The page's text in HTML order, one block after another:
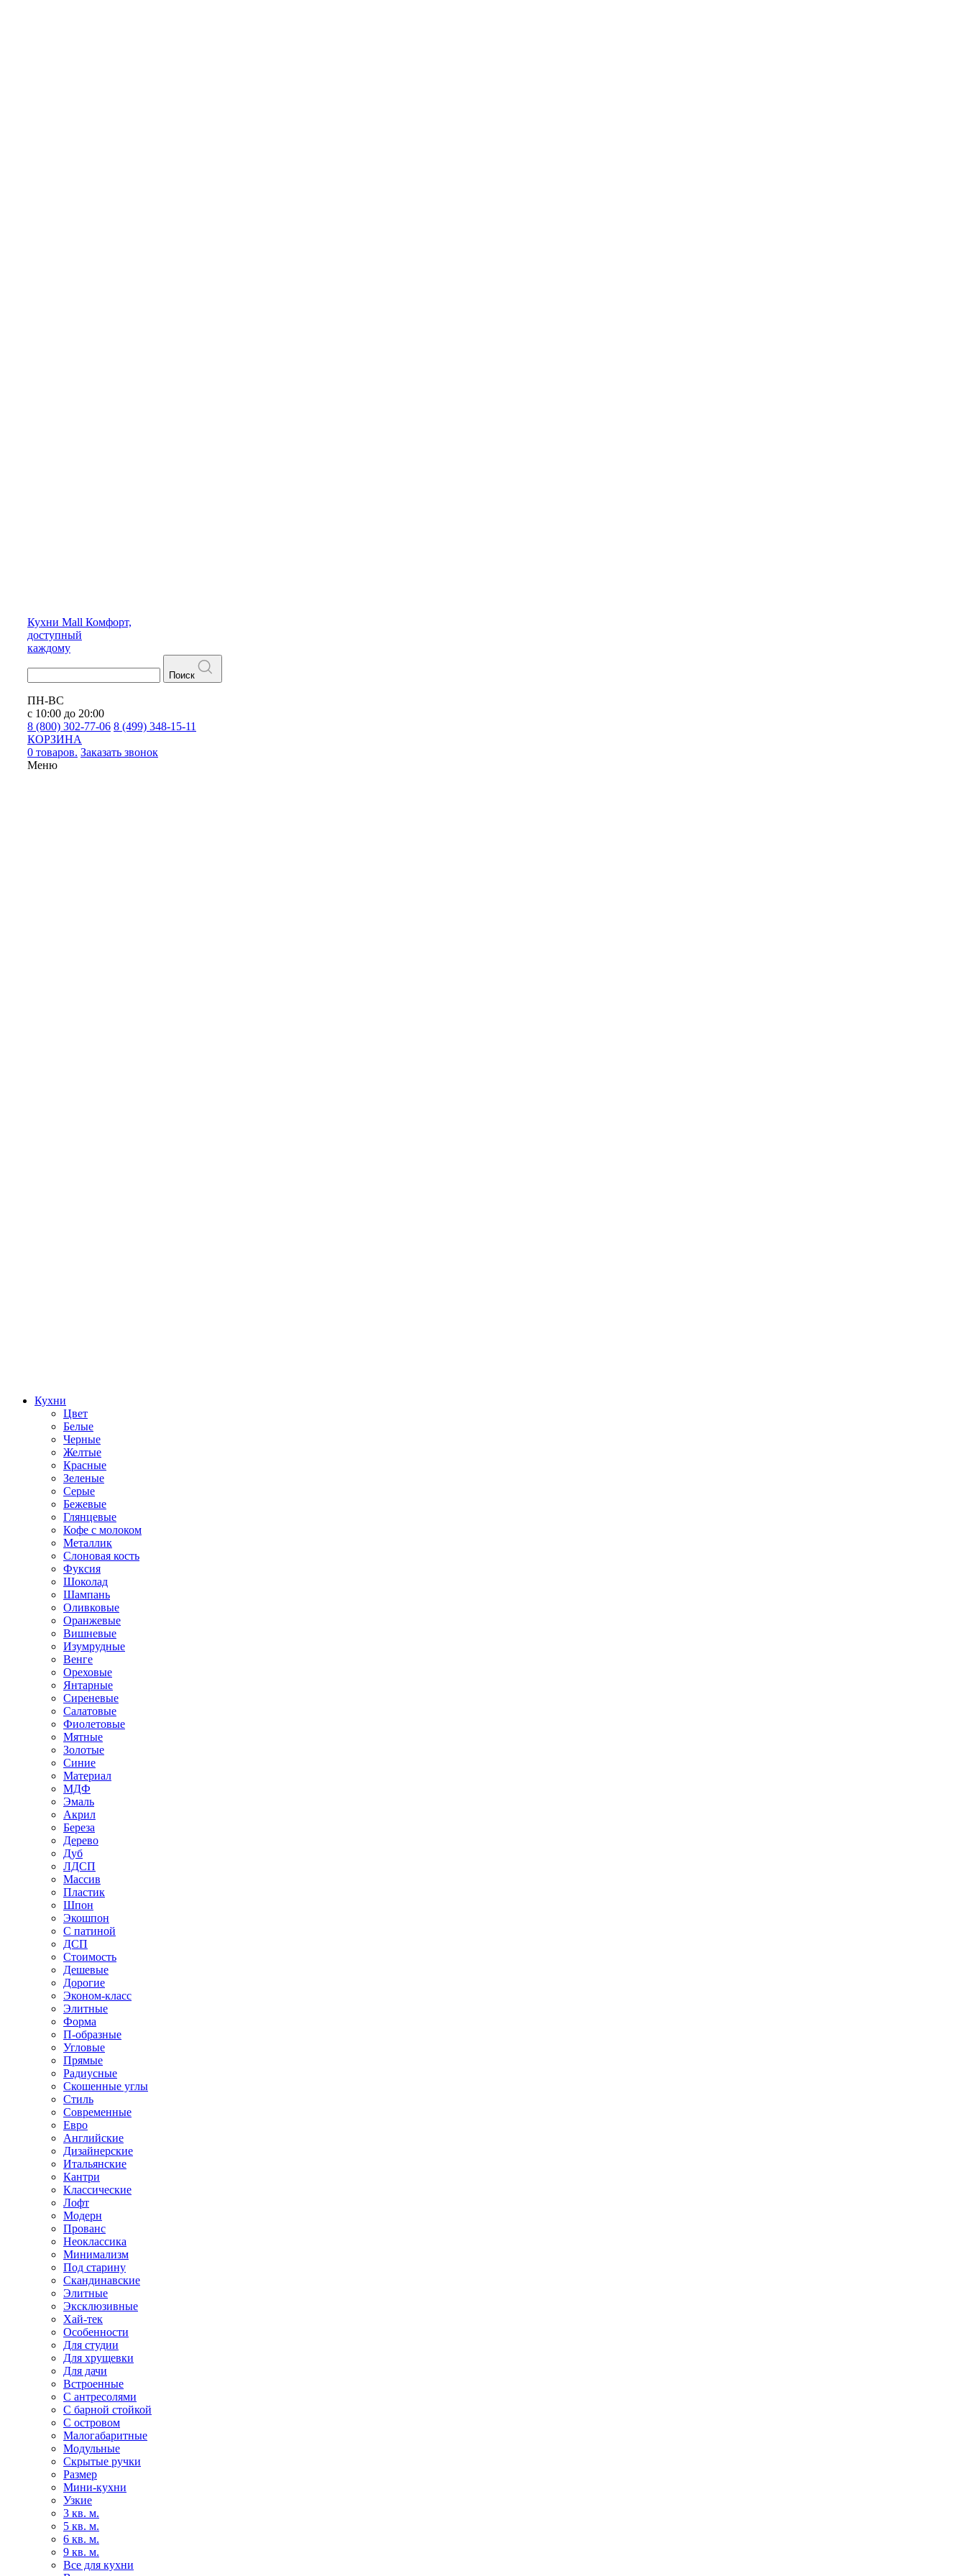
Кухни Mall Комфорт,
доступный
каждому
Поиск
ПН-ВС
с 10:00 до 20:00
8 (800) 302-77-06 8 (499) 348-15-11
КОРЗИНА
0 товаров. Заказать звонок
Меню
Кухни
Цвет
Белые
Черные
Желтые
Красные
Зеленые
Серые
Бежевые
Глянцевые
Кофе с молоком
Металлик
Слоновая кость
Фуксия
Шоколад
Шампань
Оливковые
Оранжевые
Вишневые
Изумрудные
Венге
Ореховые
Янтарные
Сиреневые
Салатовые
Фиолетовые
Мятные
Золотые
Синие
Материал
МДФ
Эмаль
Акрил
Береза
Дерево
Дуб
ЛДСП
Массив
Пластик
Шпон
Экошпон
С патиной
ДСП
Стоимость
Дешевые
Дорогие
Эконом-класс
Элитные
Форма
П-образные
Угловые
Прямые
Радиусные
Скошенные углы
Стиль
Современные
Евро
Английские
Дизайнерские
Итальянские
Кантри
Классические
Лофт
Модерн
Прованс
Неоклассика
Минимализм
Под старину
Скандинавские
Элитные
Эксклюзивные
Хай-тек
Особенности
Для студии
Для хрущевки
Для дачи
Встроенные
С антресолями
С барной стойкой
С островом
Малогабаритные
Модульные
Скрытые ручки
Размер
Мини-кухни
Узкие
3 кв. м.
5 кв. м.
6 кв. м.
9 кв. м.
Все для кухни